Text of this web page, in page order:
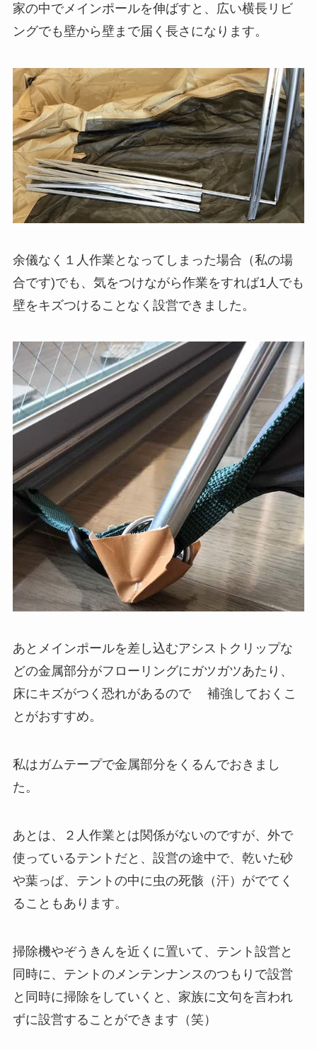
家の中でメインポールを伸ばすと、広い横長リビ
ングでも壁から壁まで届く長さになります。
余儀なく１人作業となってしまった場合（私の場
合です)でも、気をつけながら作業をすれば1人でも
壁をキズつけることなく設営できました。
あとメインポールを差し込むアシストクリップな
どの金属部分がフローリングにガツガツあたり、
床にキズがつく恐れがあるので 補強しておくこ
とがおすすめ。
私はガムテープで金属部分をくるんでおきまし
た。
あとは、２人作業とは関係がないのですが、外で
使っているテントだと、設営の途中で、乾いた砂
や葉っぱ、テントの中に虫の死骸（汗）がでてく
ることもあります。
掃除機やぞうきんを近くに置いて、テント設営と
同時に、テントのメンテンナンスのつもりで設営
と同時に掃除をしていくと、家族に文句を言われ
ずに設営することができます（笑）